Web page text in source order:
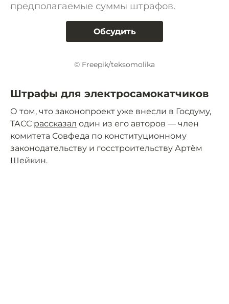
предполагаемые суммы штрафов.
Обсудить
© Freepik/teksomolika
Штрафы для электросамокатчиков
О том, что законопроект уже внесли в Госдуму,
ТАСС рассказал один из его авторов — член
комитета Совфеда по конституционному
законодательству и госстроительству Артём
Шейкин.